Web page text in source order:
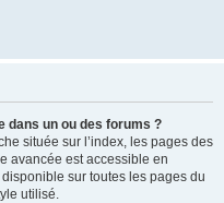
dans un ou des forums ?
située sur l’index, les pages des
avancée est accessible en
sur toutes les pages du
utilisé.